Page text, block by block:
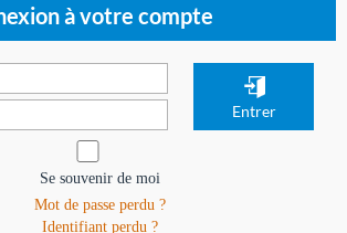
à votre compte
Se souvenir de moi
Mot de passe perdu ?
Identifiant perdu ?